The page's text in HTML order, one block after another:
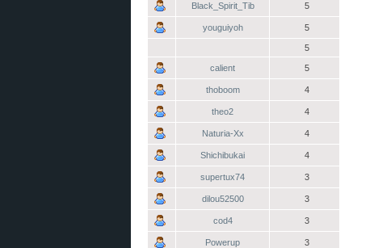
Black_Spirit_Tib 5
youguiyoh 5
5
calient 5
thoboom 4
theo2 4
Naturia-Xx 4
Shichibukai 4
supertux74 3
dilou52500 3
cod4 3
Powerup 3